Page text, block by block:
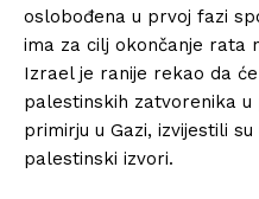
oslobođena u prvoj fazi
ima za cilj okončanje rata
Izrael je ranije rekao da
palestinskih zatvorenika
primirju u Gazi, izvijestili
palestinski izvori.